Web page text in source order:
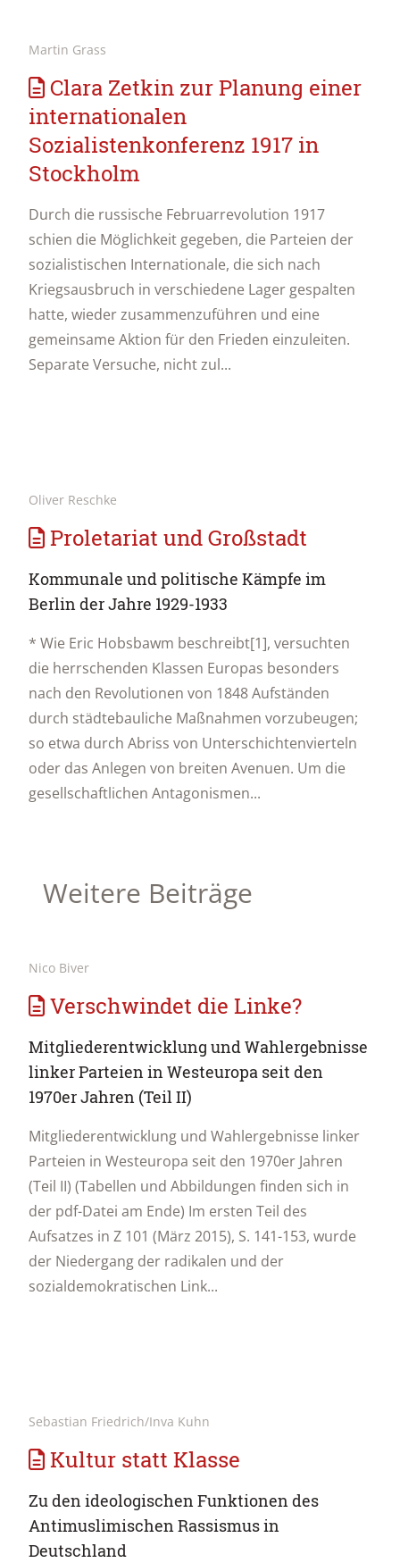
Martin Grass
Clara Zetkin zur Planung einer
internationalen
Sozialistenkonferenz 1917 in
Stockholm
Durch die russische Februarrevolution 1917
schien die Möglichkeit gegeben, die Parteien der
sozialistischen Internationale, die sich nach
Kriegsausbruch in verschiedene Lager gespalten
hatte, wieder zusammenzuführen und eine
gemeinsame Aktion für den Frieden einzuleiten.
Separate Versuche, nicht zul...
Oliver Reschke
Proletariat und Großstadt
Kommunale und politische Kämpfe im
Berlin der Jahre 1929-1933
* Wie Eric Hobsbawm beschreibt[1], versuchten
die herrschenden Klassen Europas besonders
nach den Revolutionen von 1848 Aufständen
durch städtebauliche Maßnahmen vorzubeugen;
so etwa durch Abriss von Unterschichtenvierteln
oder das Anlegen von breiten Avenuen. Um die
gesellschaftlichen Antagonismen...
Weitere Beiträge
Nico Biver
Verschwindet die Linke?
Mitgliederentwicklung und Wahlergebnisse
linker Parteien in Westeuropa seit den
1970er Jahren (Teil II)
Mitgliederentwicklung und Wahlergebnisse linker
Parteien in Westeuropa seit den 1970er Jahren
(Teil II) (Tabellen und Abbildungen finden sich in
der pdf-Datei am Ende) Im ersten Teil des
Aufsatzes in Z 101 (März 2015), S. 141-153, wurde
der Niedergang der radikalen und der
sozialdemokratischen Link...
Sebastian Friedrich/Inva Kuhn
Kultur statt Klasse
Zu den ideologischen Funktionen des
Antimuslimischen Rassismus in
Deutschland